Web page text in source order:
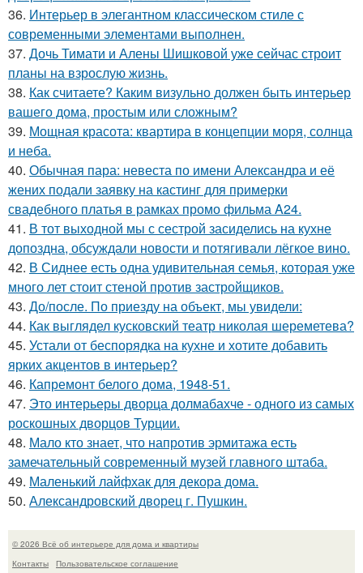
36. Интерьер в элегантном классическом стиле с
современными элементами выполнен.
37. Дочь Тимати и Алены Шишковой уже сейчас строит
планы на взрослую жизнь.
38. Как считаете? Каким визульно должен быть интерьер
вашего дома, простым или сложным?
39. Мощная красота: квартира в концепции моря, солнца
и неба.
40. Обычная пара: невеста по имени Александра и её
жених подали заявку на кастинг для примерки
свадебного платья в рамках промо фильма A24.
41. В тот выходной мы с сестрой засиделись на кухне
допоздна, обсуждали новости и потягивали лёгкое вино.
42. В Сиднее есть одна удивительная семья, которая уже
много лет стоит стеной против застройщиков.
43. До/после. По приезду на объект, мы увидели:
44. Как выглядел кусковский театр николая шереметева?
45. Устали от беспорядка на кухне и хотите добавить
ярких акцентов в интерьер?
46. Капремонт белого дома, 1948-51.
47. Это интерьеры дворца долмабахче - одного из самых
роскошных дворцов Турции.
48. Мало кто знает, что напротив эрмитажа есть
замечательный современный музей главного штаба.
49. Маленький лайфхак для декора дома.
50. Александровский дворец г. Пушкин.
© 2026 Всё об интерьере для дома и квартиры
Контакты
Пользовательское соглашение